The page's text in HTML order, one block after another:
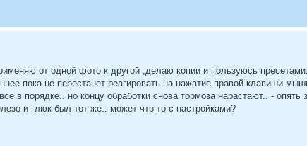
от одной фото к другой ,делаю копии и пользуюсь
пока не перестанет реагировать на нажатие правой клавиши
в порядке.. но концу обработки снова тормоза нарастают.. -
и глюк был тот же.. может что-то с настройками?